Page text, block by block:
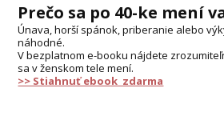
Prečo sa po 40-ke mení
Únava, horší spánok, priberanie alebo
náhodné.
V bezplatnom e-booku nájdete
sa v ženskom tele mení.
>> Stiahnuť ebook zdarma